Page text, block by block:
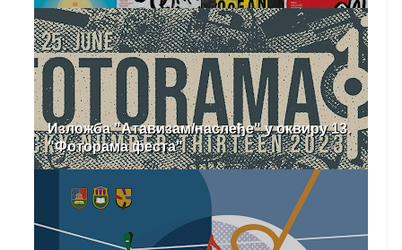
Изложба "Атавизам/наслеђе" у оквиру 13.
"Фоторама феста"